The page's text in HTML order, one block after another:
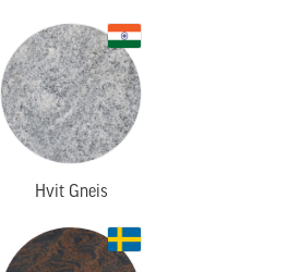
Hvit Gneis